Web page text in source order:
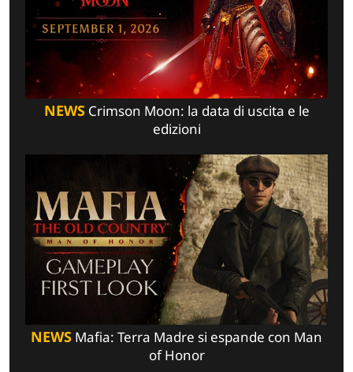
NEWSCrimson Moon: la data di uscita e le
edizioni
NEWS Mafia: Terra Madre si espande con Man
of Honor